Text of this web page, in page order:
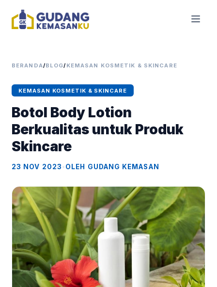
BERANDA/BLOG/ KEMASAN KOSMETIK & SKINCARE
KEMASAN KOSMETIK & SKINCARE
Botol Body Lotion
Berkualitas untuk Produk
Skincare
23 NOV 2023•OLEH GUDANG KEMASAN